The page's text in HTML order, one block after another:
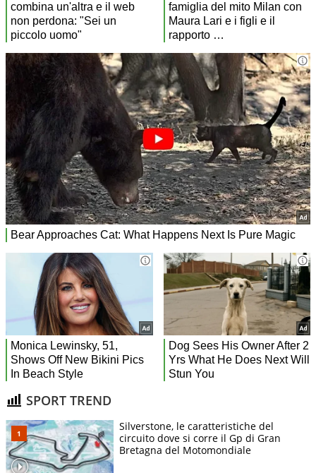
SPORT TREND
Silverstone, le caratteristiche del
circuito dove si corre il Gp di Gran
Bretagna del Motomondiale